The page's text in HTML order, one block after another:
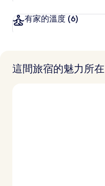
有家的溫度 (6)
這間旅宿的魅力所在